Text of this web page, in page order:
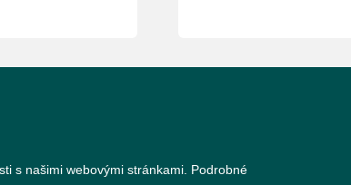
s našimi webovými stránkami. Podrobné